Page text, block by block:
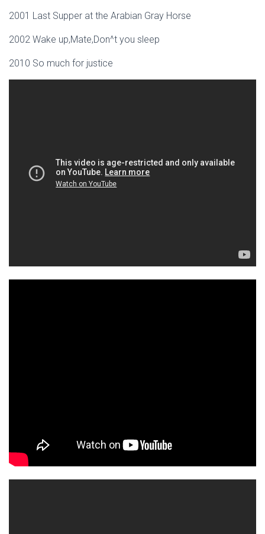
2001 Last Supper at the Arabian Gray Horse
2002 Wake up,Mate,Don^t you sleep
2010 So much for justice